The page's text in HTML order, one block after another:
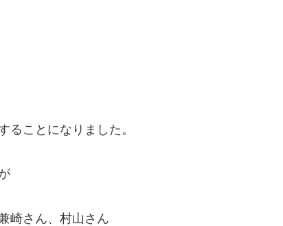
ることになりました。
崎さん、村山さん